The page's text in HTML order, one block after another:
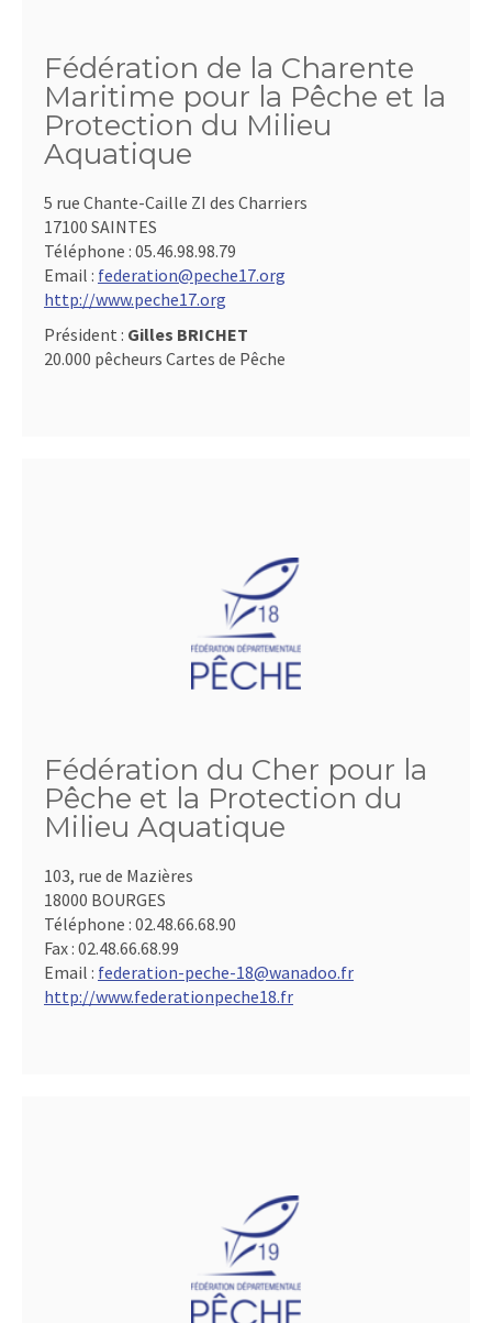
Fédération de la Charente
Maritime pour la Pêche et la
Protection du Milieu
Aquatique
5 rue Chante-Caille ZI des Charriers
17100 SAINTES
Téléphone : 05.46.98.98.79
Email : federation@peche17.org
http://www.peche17.org
Président : Gilles BRICHET
20.000 pêcheurs Cartes de Pêche
Fédération du Cher pour la
Pêche et la Protection du
Milieu Aquatique
103, rue de Mazières
18000 BOURGES
Téléphone : 02.48.66.68.90
Fax : 02.48.66.68.99
Email : federation-peche-18@wanadoo.fr
http://www.federationpeche18.fr